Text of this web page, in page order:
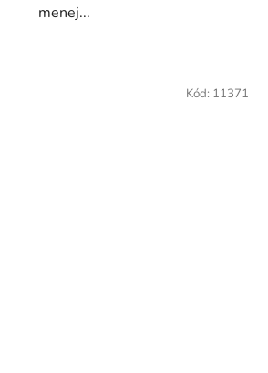
menej...
Kód: 11371